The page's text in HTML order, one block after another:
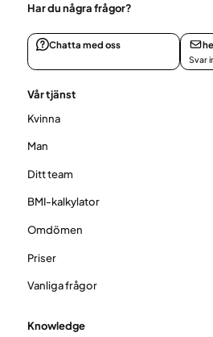
Har du några frågor?
Chatta med oss
Svar
Vår tjänst
Kvinna
Man
Ditt team
BMI-kalkylator
Omdömen
Priser
Vanliga frågor
Knowledge